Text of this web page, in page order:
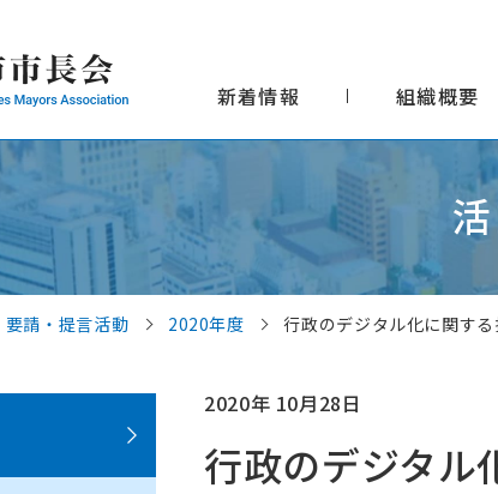
新着情報 組織概要
要請・提言活動 2020年度 行政のデジタル化に関す
2020年 10月28日
行政のデジタル